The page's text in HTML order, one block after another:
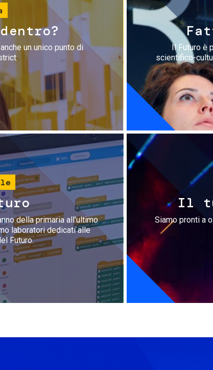
un unico punto di
Il Futuro è
scientifico-
della primaria all'ultimo
laboratori dedicati alle
Futuro.
Il
Siamo pronti a